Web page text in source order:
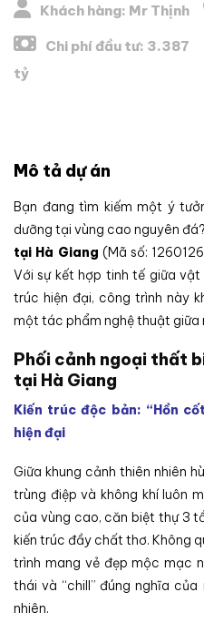
Khách hàng: Mr Thịnh
Chi phí đầu tư: 3.387
tỷ
Mô tả dự án
Bạn đang tìm kiếm một ý
dưỡng tại vùng cao nguyên đá?
tại Hà Giang (Mã số:
Với sự kết hợp tinh tế giữa
trúc hiện đại, công trình này
một tác phẩm nghệ thuật giữa
Phối cảnh ngoại thất
tại Hà Giang
Kiến trúc độc bản: “Hồn
hiện đại
Giữa khung cảnh thiên nhiên
trùng điệp và không khí luôn
của vùng cao, căn biệt thự 3
kiến trúc đầy chất thơ. Không
trình mang vẻ đẹp mộc mạc
thái và “chill” đúng nghĩa
nhiên.